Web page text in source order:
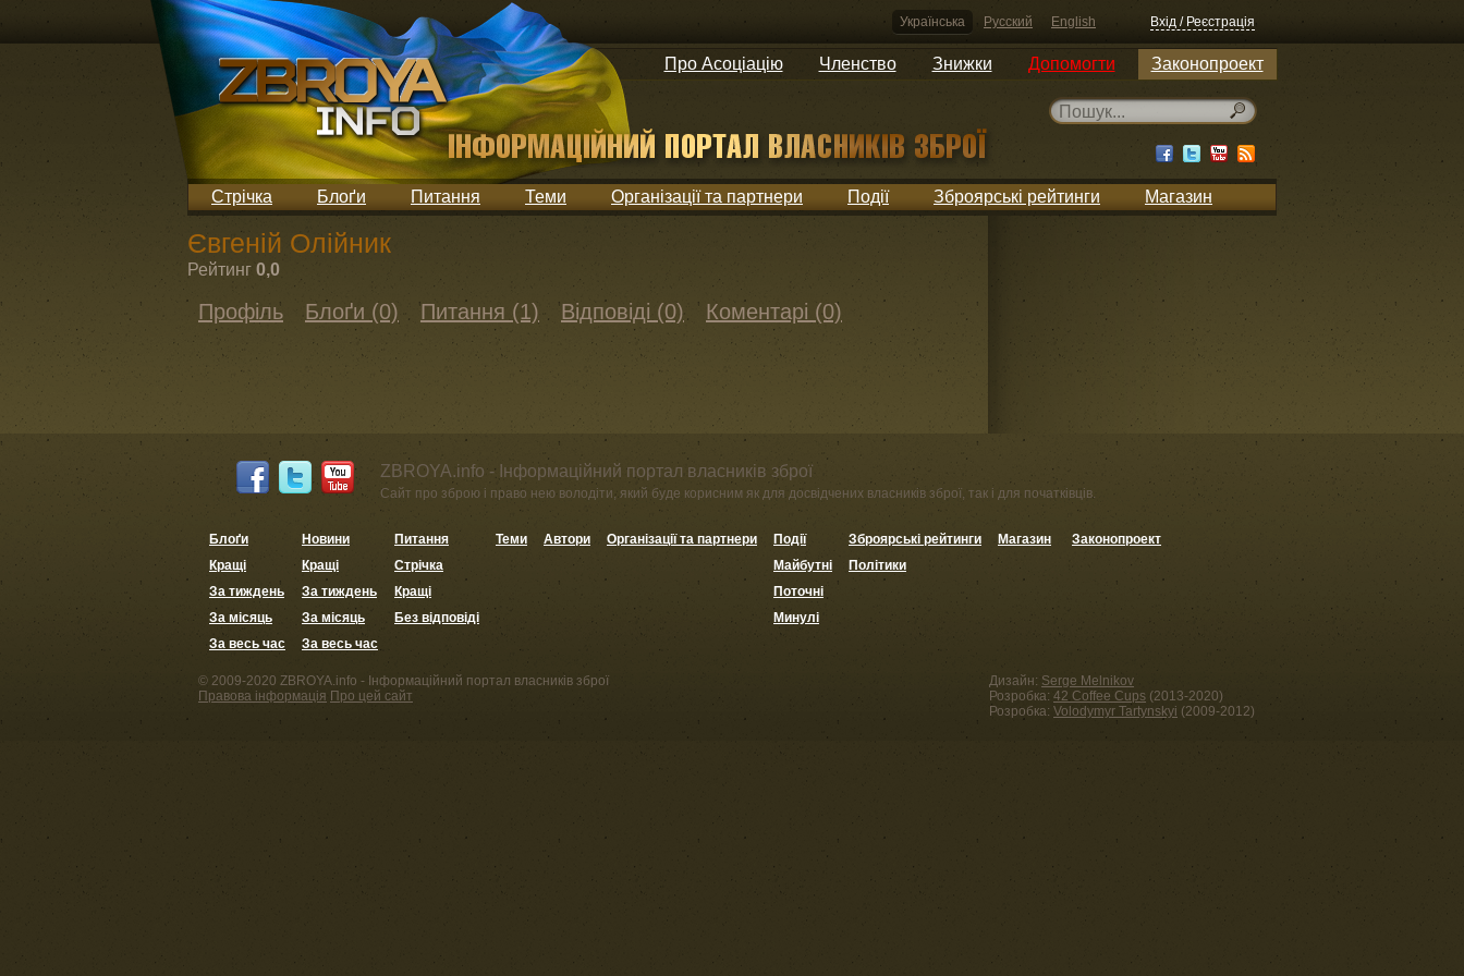
Українська Русский English Вхід / Реєстрація
Про Асоціацію Членство Знижки Допомогти Законопроект
Стрічка Блоґи Питання Теми Організації та партнери Події Зброярські рейтинги Магазин
Євгеній Олійник
Рейтинг 0,0
Профіль Блоґи (0) Питання (1) Відповіді (0) Коментарі (0)
ZBROYA.info - Інформаційний портал власників зброї
Сайт про зброю і право нею володіти, який буде корисним як для досвідчених власників зброї, так і для початківців.
Блоґи
Кращі
За тиждень
За місяць
За весь час
Новини
Кращі
За тиждень
За місяць
За весь час
Питання
Стрічка
Кращі
Без відповіді
Теми Автори Організації та партнери
Події
Майбутні
Поточні
Минулі
Зброярські рейтинги
Політики
Магазин Законопроект
© 2009-2020 ZBROYA.info - Інформаційний портал власників зброї
Правова інформація Про цей сайт
Дизайн: Serge Melnikov
Розробка: 42 Coffee Cups (2013-2020)
Розробка: Volodymyr Tartynskyi (2009-2012)